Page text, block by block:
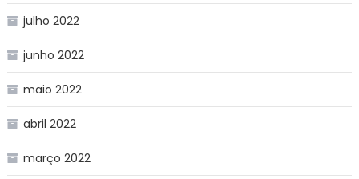
julho 2022
junho 2022
maio 2022
abril 2022
março 2022